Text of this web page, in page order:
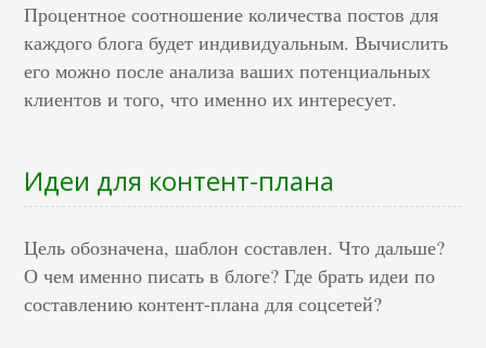
Процентное соотношение количества постов для
каждого блога будет индивидуальным. Вычислить
его можно после анализа ваших потенциальных
клиентов и того, что именно их интересует.
Идеи для контент-плана
Цель обозначена, шаблон составлен. Что дальше?
О чем именно писать в блоге? Где брать идеи по
составлению контент-плана для соцсетей?